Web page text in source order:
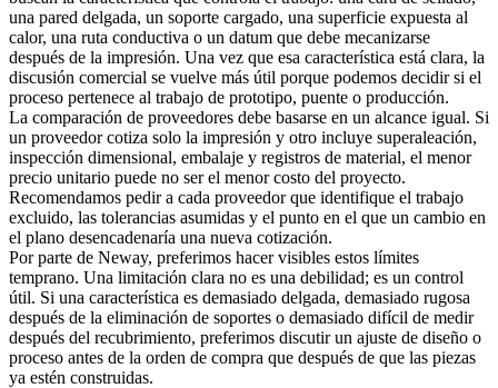
una pared delgada, un soporte cargado, una superficie expuesta al
calor, una ruta conductiva o un datum que debe mecanizarse
después de la impresión. Una vez que esa característica está clara, la
discusión comercial se vuelve más útil porque podemos decidir si el
proceso pertenece al trabajo de prototipo, puente o producción.
La comparación de proveedores debe basarse en un alcance igual. Si
un proveedor cotiza solo la impresión y otro incluye superaleación,
inspección dimensional, embalaje y registros de material, el menor
precio unitario puede no ser el menor costo del proyecto.
Recomendamos pedir a cada proveedor que identifique el trabajo
excluido, las tolerancias asumidas y el punto en el que un cambio en
el plano desencadenaría una nueva cotización.
Por parte de Neway, preferimos hacer visibles estos límites
temprano. Una limitación clara no es una debilidad; es un control
útil. Si una característica es demasiado delgada, demasiado rugosa
después de la eliminación de soportes o demasiado difícil de medir
después del recubrimiento, preferimos discutir un ajuste de diseño o
proceso antes de la orden de compra que después de que las piezas
ya estén construidas.